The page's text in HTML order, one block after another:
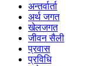
अन्तर्वार्ता
अर्थ जगत
खेलजगत
जीवन सैली
प्रवास
प्रविधि